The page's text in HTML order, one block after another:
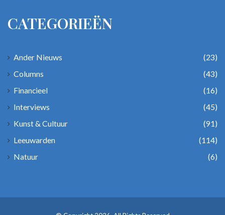
CATEGORIEËN
Ander Nieuws
(23)
Columns
(43)
Financieel
(16)
Interviews
(45)
Kunst & Cultuur
(91)
Leeuwarden
(114)
Natuur
(6)